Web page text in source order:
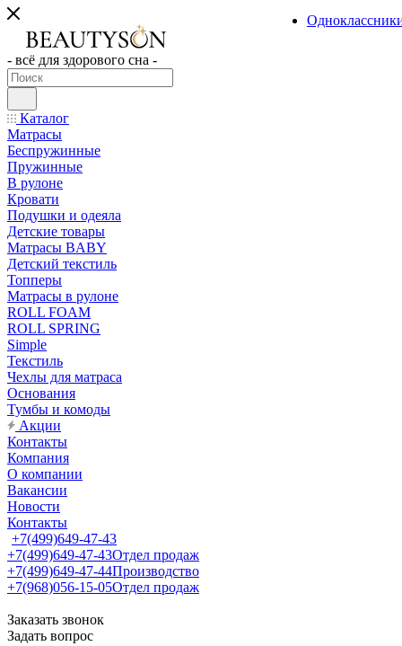
- всё для здорового сна -
Каталог
Матрасы
Беспружинные
Пружинные
В рулоне
Кровати
Подушки и одеяла
Детские товары
Матрасы BABY
Детский текстиль
Топперы
Матрасы в рулоне
ROLL FOAM
ROLL SPRING
Simple
Текстиль
Чехлы для матраса
Основания
Тумбы и комоды
Акции
Контакты
Компания
О компании
Вакансии
Новости
Контакты
+7(499)649-47-43
+7(499)649-47-43Отдел продаж
+7(499)649-47-44Производство
+7(968)056-15-05Отдел продаж
Заказать звонок
Задать вопрос